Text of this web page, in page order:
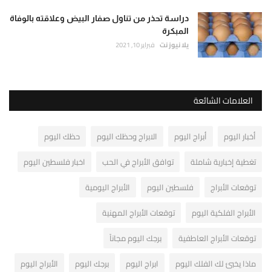
دراسة تحذر من تناول صفار البيض وعلاقته بالوفاة
المبكرة
يلا نيوز نت فبراير 10, 2021
العلامات الشائعة
أخبار اليوم أبراج اليوم الابراج وحظك اليوم
حظك اليوم
تغطية إخبارية شاملة
توافق الأبراج في الحب
اخبار فلسطين اليوم
توقعات الأبراج
فلسطين اليوم
الأبراج اليومية
الأبراج الفلكية اليوم
توقعات الأبراج المهنية
توقعات الأبراج العاطفية
برجك اليوم مجاناً
ماذا يخبئ لك الفلك اليوم
ابراج اليوم برجك اليوم
الأبراج اليوم